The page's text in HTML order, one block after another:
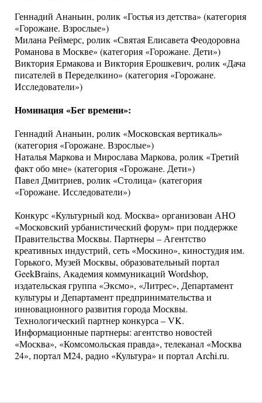
Геннадий Ананьин, ролик «Гостья из детства» (категория
«Горожане. Взрослые»)
Милана Реймерс, ролик «Святая Елисавета Феодоровна
Романова в Москве» (категория «Горожане. Дети»)
Виктория Ермакова и Виктория Ерошкевич, ролик «Дача
писателей в Переделкино» (категория «Горожане.
Исследователи»)
Номинация «Бег времени»:
Геннадий Ананьин, ролик «Московская вертикаль»
(категория «Горожане. Взрослые»)
Наталья Маркова и Мирослава Маркова, ролик «Третий
факт обо мне» (категория «Горожане. Дети»)
Павел Дмитриев, ролик «Столица» (категория
«Горожане. Исследователи»)
Конкурс «Культурный код. Москва» организован АНО
«Московский урбанистический форум» при поддержке
Правительства Москвы. Партнеры – Агентство
креативных индустрий, сеть «Москино», киностудия им.
Горького, Музей Москвы, образовательный портал
GeekBrains, Академия коммуникаций Wordshop,
издательская группа «Эксмо», «Литрес», Департамент
культуры и Департамент предпринимательства и
инновационного развития города Москвы.
Технологический партнер конкурса – VK.
Информационные партнеры: агентство новостей
«Москва», «Комсомольская правда», телеканал «Москва
24», портал М24, радио «Культура» и портал Archi.ru.